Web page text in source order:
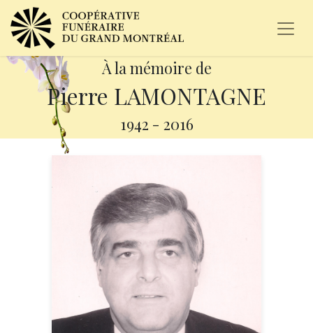
À la mémoire de
Pierre LAMONTAGNE
1942 - 2016